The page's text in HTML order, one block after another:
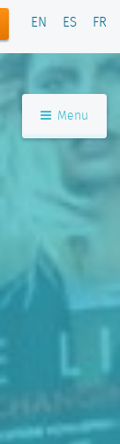
EN ES FR
Menu